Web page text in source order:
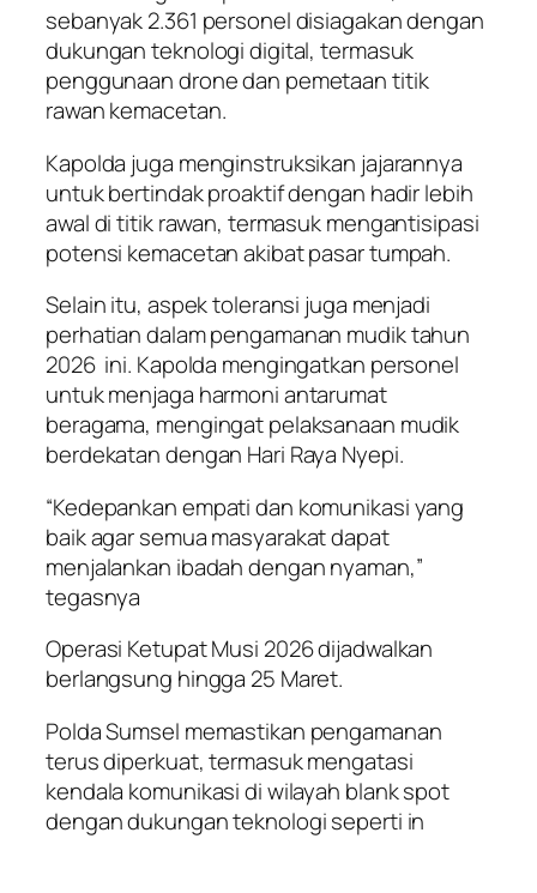
sebanyak 2.361 personel disiagakan dengan
dukungan teknologi digital, termasuk
penggunaan drone dan pemetaan titik
rawan kemacetan.
Kapolda juga menginstruksikan jajarannya
untuk bertindak proaktif dengan hadir lebih
awal di titik rawan, termasuk mengantisipasi
potensi kemacetan akibat pasar tumpah.
Selain itu, aspek toleransi juga menjadi
perhatian dalam pengamanan mudik tahun
2026 ini. Kapolda mengingatkan personel
untuk menjaga harmoni antarumat
beragama, mengingat pelaksanaan mudik
berdekatan dengan Hari Raya Nyepi.
“Kedepankan empati dan komunikasi yang
baik agar semua masyarakat dapat
menjalankan ibadah dengan nyaman,”
tegasnya
Operasi Ketupat Musi 2026 dijadwalkan
berlangsung hingga 25 Maret.
Polda Sumsel memastikan pengamanan
terus diperkuat, termasuk mengatasi
kendala komunikasi di wilayah blank spot
dengan dukungan teknologi seperti in